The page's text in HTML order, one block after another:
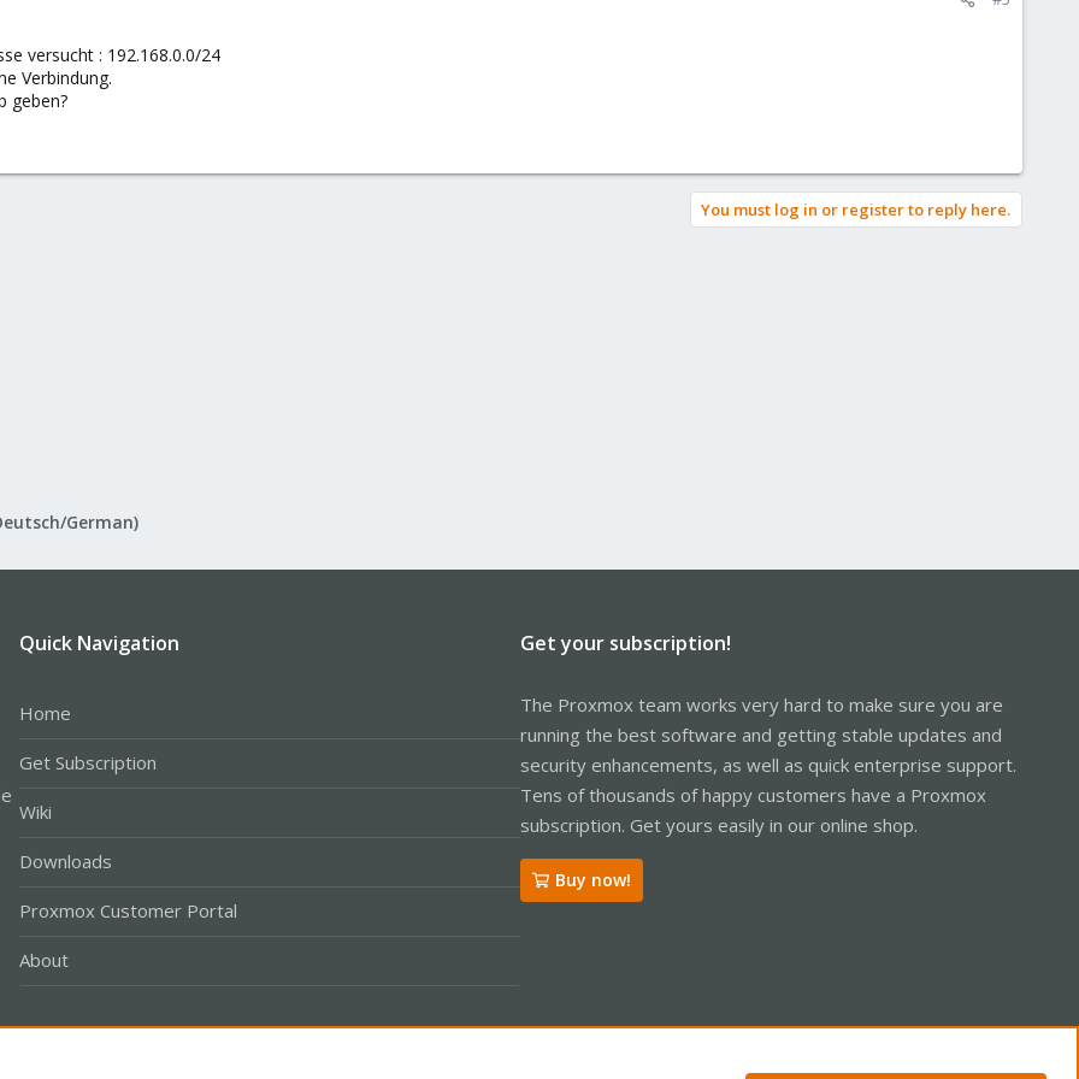
versucht : 192.168.0.0/24
Verbindung.
geben?
You must log in or register to reply here.
German)
Quick Navigation
Home
Get Subscription
Wiki
Downloads
Proxmox Customer Portal
About
Get your subscription!
The Proxmox team works very hard to make sure you are
running the best software and getting stable updates and
security enhancements, as well as quick enterprise support.
Tens of thousands of happy customers have a Proxmox
subscription. Get yours easily in our online shop.
Buy now!